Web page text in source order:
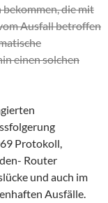
bekommen, die mit
Ausfall betroffen
einen solchen
Protokoll,
Router
und auch im
Ausfälle.